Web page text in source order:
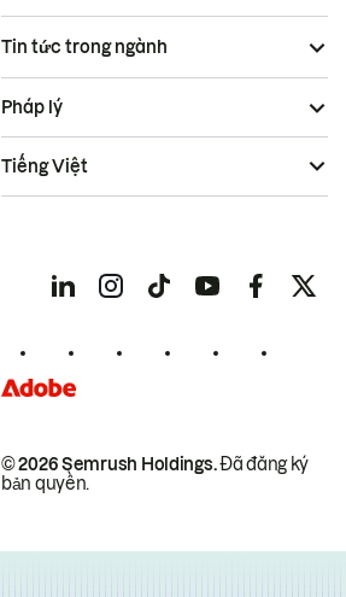
Tin tức trong ngành
© 2026 Semrush Holdings.Đã đăng ký
bản quyền.
Pháp lý
Tiếng Việt